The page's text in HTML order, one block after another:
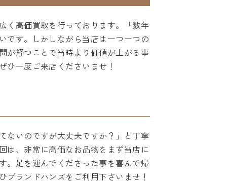
く高価買取を行っております。「数年
です。しかしながら当店は一つ一つの
が経つことで当時より価値が上がる事
一度ご来店くださいませ！
ないのですが大丈夫ですか？」と丁寧
は、非常に高価なお品物をまず当店に
。足を運んでくださった事を喜んで帰
ランドハンズをご利用下さいませ！